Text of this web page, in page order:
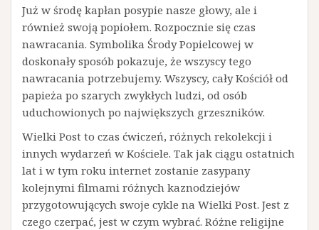
Już w środę kapłan posypie nasze głowy, ale i
również swoją popiołem. Rozpocznie się czas
nawracania. Symbolika Środy Popielcowej w
doskonały sposób pokazuje, że wszyscy tego
nawracania potrzebujemy. Wszyscy, cały Kościół od
papieża po szarych zwykłych ludzi, od osób
uduchowionych po największych grzeszników.
Wielki Post to czas ćwiczeń, różnych rekolekcji i
innych wydarzeń w Kościele. Tak jak ciągu ostatnich
lat i w tym roku internet zostanie zasypany
kolejnymi filmami różnych kaznodziejów
przygotowujących swoje cykle na Wielki Post. Jest z
czego czerpać, jest w czym wybrać. Różne religijne